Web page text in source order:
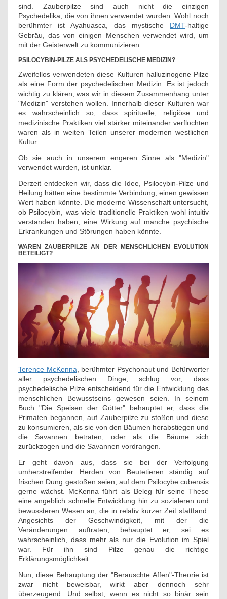
sind. Zauberpilze sind auch nicht die einzigen
Psychedelika, die von ihnen verwendet wurden. Wohl noch
berühmter ist Ayahuasca, das mystische DMT-haltige
Gebräu, das von einigen Menschen verwendet wird, um
mit der Geisterwelt zu kommunizieren.
PSILOCYBIN-PILZE ALS PSYCHEDELISCHE MEDIZIN?
Zweifellos verwendeten diese Kulturen halluzinogene Pilze
als eine Form der psychedelischen Medizin. Es ist jedoch
wichtig zu klären, was wir in diesem Zusammenhang unter
"Medizin" verstehen wollen. Innerhalb dieser Kulturen war
es wahrscheinlich so, dass spirituelle, religiöse und
medizinische Praktiken viel stärker miteinander verflochten
waren als in weiten Teilen unserer modernen westlichen
Kultur.
Ob sie auch in unserem engeren Sinne als "Medizin"
verwendet wurden, ist unklar.
Derzeit entdecken wir, dass die Idee, Psilocybin-Pilze und
Heilung hätten eine bestimmte Verbindung, einen gewissen
Wert haben könnte. Die moderne Wissenschaft untersucht,
ob Psilocybin, was viele traditionelle Praktiken wohl intuitiv
verstanden haben, eine Wirkung auf manche psychische
Erkrankungen und Störungen haben könnte.
WAREN ZAUBERPILZE AN DER MENSCHLICHEN EVOLUTION
BETEILIGT?
Terence McKenna , berühmter Psychonaut und Befürworter
aller psychedelischen Dinge, schlug vor, dass
psychedelische Pilze entscheidend für die Entwicklung des
menschlichen Bewusstseins gewesen seien. In seinem
Buch "Die Speisen der Götter" behauptet er, dass die
Primaten begannen, auf Zauberpilze zu stoßen und diese
zu konsumieren, als sie von den Bäumen herabstiegen und
die Savannen betraten, oder als die Bäume sich
zurückzogen und die Savannen vordrangen.
Er geht davon aus, dass sie bei der Verfolgung
umherstreifender Herden von Beutetieren ständig auf
frischen Dung gestoßen seien, auf dem Psilocybe cubensis
gerne wächst. McKenna führt als Beleg für seine These
eine angeblich schnelle Entwicklung hin zu sozialeren und
bewussteren Wesen an, die in relativ kurzer Zeit stattfand.
Angesichts der Geschwindigkeit, mit der die
Veränderungen auftraten, behauptet er, sei es
wahrscheinlich, dass mehr als nur die Evolution im Spiel
war. Für ihn sind Pilze genau die richtige
Erklärungsmöglichkeit.
Nun, diese Behauptung der "Berauschte Affen"-Theorie ist
zwar nicht beweisbar, wirkt aber dennoch sehr
überzeugend. Und selbst, wenn es nicht so binär sein